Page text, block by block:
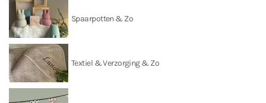
Spaarpotten & Zo
Textiel & Verzorging & Zo